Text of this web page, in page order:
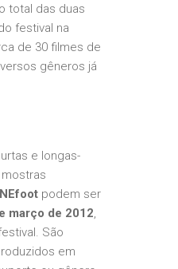
total das duas
festival na
de 30 filmes de
gêneros já
e longas-
podem ser
março de 2012
São
em